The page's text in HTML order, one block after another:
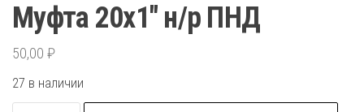
Муфта 20х1″ н/р ПНД
50,00 ₽
27 в наличии